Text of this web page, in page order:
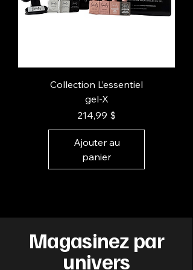
Collection L’essentiel
gel-X
Prix
214,99 $
Ajouter au
panier
Magasinez par
univers